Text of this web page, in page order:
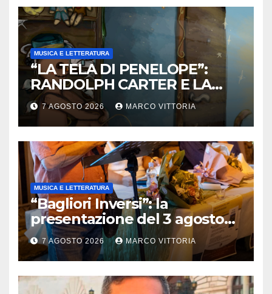
MUSICA E LETTERATURA
“LA TELA DI PENELOPE”:
RANDOLPH CARTER E LA
ROTTURA CHE DIVENTA
LIBERTÀ
7 AGOSTO 2026 MARCO VITTORIA
MUSICA E LETTERATURA
“Bagliori Inversi”: la
presentazione del 3 agosto
2026 a Pietragalla
7 AGOSTO 2026 MARCO VITTORIA